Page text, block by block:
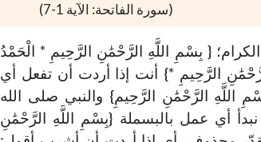
(سورة الفاتحة: الآية 1-7)
الكرام؛ { بِسْمِ اللَّهِ الرَّحْمَٰنِ الرَّحِيمِ * الْحَمْدُ
الرَّحِيمِ *} أنت إذا أردت أن تفعل أي
اللَّهِ الرَّحْمَٰنِ الرَّحِيمِ} والنبي صلى الله
أي عمل بالبسملة {بِسْمِ اللَّهِ الرَّحْمَٰنِ
144-حفظ العقل
خطب الجمعة - 2019-06-28
تاريخ النشر : 2019-09-04
142-خمس أمور تعينك على تربية